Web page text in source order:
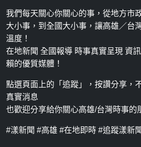
我們每天關心你關心的事，從地方市
大小事，到全國大小事，讓高雄／台
溫度！
在地新聞 全國報導 時事真實呈現 資
賴的優質媒體！
點選頁面上的「追蹤」，按讚分享，
真實消息
也歡迎分享給你關心高雄/台灣時事的
#漾新聞 #高雄 #在地即時 #追蹤漾新